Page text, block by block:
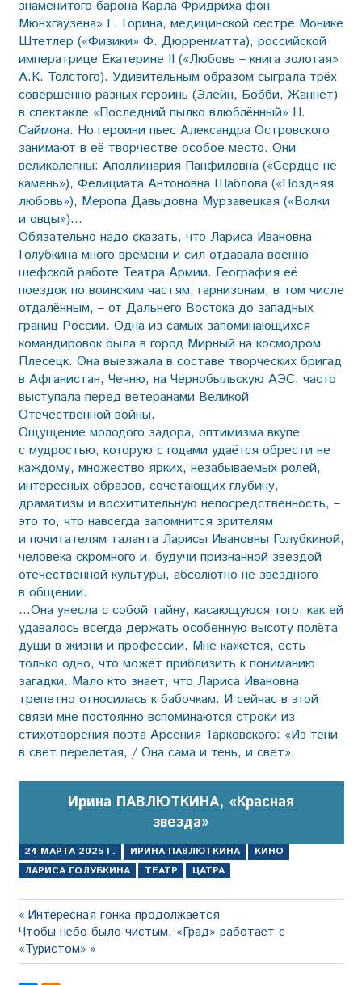
знаменитого барона Карла Фридриха фон
Мюнхгаузена» Г. Горина, медицинской сестре Монике
Штетлер («Физики» Ф. Дюрренматта), российской
императрице Екатерине II («Любовь – книга золотая»
А.К. Толстого). Удивительным образом сыграла трёх
совершенно разных героинь (Элейн, Бобби, Жаннет)
в спектакле «Последний пылко влюблённый» Н.
Саймона. Но героини пьес Александра Островского
занимают в её творчестве особое место. Они
великолепны: Аполлинария Панфиловна («Сердце не
камень»), Фелициата Антоновна Шаблова («Поздняя
любовь»), Меропа Давыдовна Мурзавецкая («Волки
и овцы»)…
Обязательно надо сказать, что Лариса Ивановна
Голубкина много времени и сил отдавала военно-
шефской работе Театра Армии. География её
поездок по воинским частям, гарнизонам, в том числе
отдалённым, – от Дальнего Востока до западных
границ России. Одна из самых запоминающихся
командировок была в город Мирный на космодром
Плесецк. Она выезжала в составе творческих бригад
в Афганистан, Чечню, на Чернобыльскую АЭС, часто
выступала перед ветеранами Великой
Отечественной войны.
Ощущение молодого задора, оптимизма вкупе
с мудростью, которую с годами удаётся обрести не
каждому, множество ярких, незабываемых ролей,
интересных образов, сочетающих глубину,
драматизм и восхитительную непосредственность, –
это то, что навсегда запомнится зрителям
и почитателям таланта Ларисы Ивановны Голубкиной,
человека скромного и, будучи признанной звездой
отечественной культуры, абсолютно не звёздного
в общении.
…Она унесла с собой тайну, касающуюся того, как ей
удавалось всегда держать особенную высоту полёта
души в жизни и профессии. Мне кажется, есть
только одно, что может приблизить к пониманию
загадки. Мало кто знает, что Лариса Ивановна
трепетно относилась к бабочкам. И сейчас в этой
связи мне постоянно вспоминаются строки из
стихотворения поэта Арсения Тарковского: «Из тени
в свет перелетая, / Она сама и тень, и свет».
Ирина ПАВЛЮТКИНА, «Красная
звезда»
24 МАРТА 2025 Г. ИРИНА ПАВЛЮТКИНА
КИНО
ЛАРИСА ГОЛУБКИНА
ТЕАТР ЦАТРА
Навигация
по
записям
Предыдущая
запись:
Интересная гонка продолжается
Следующая
запись:
Чтобы небо было чистым, «Град» работает с
«Туристом»